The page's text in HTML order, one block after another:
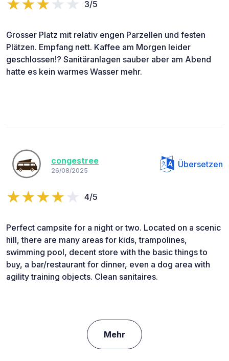
3/5
Grosser Platz mit relativ engen Parzellen und festen
Plätzen. Empfang nett. Kaffee am Morgen leider
geschlossen!? Sanitäranlagen sauber aber am Abend
hatte es kein warmes Wasser mehr.
congestree
26/08/2025
Übersetzen
4/5
Perfect campsite for a night or two. Located on a scenic
hill, there are many areas for kids, trampolines,
swimming pool, decent store with the basic things to
buy, a bar/restaurant for dinner, even a dog area with
agility training objects. Clean sanitaires.
Mehr